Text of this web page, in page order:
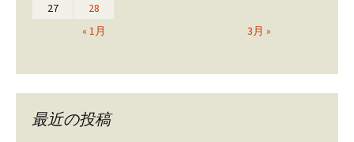
« 1月 3月 »
27
28
最近の投稿